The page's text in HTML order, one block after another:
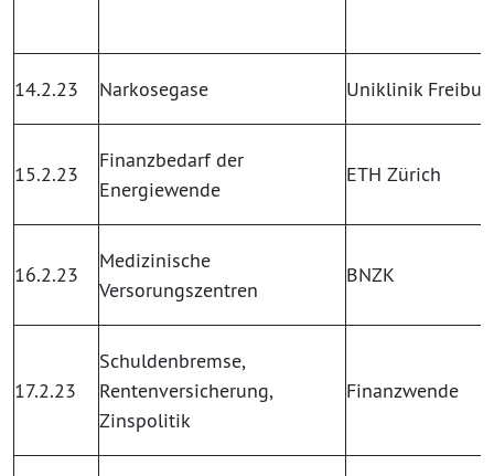
14.2.23 Narkosegase Uniklinik
15.2.23
Finanzbedarf der
Energiewende
ETH Zürich
16.2.23
Medizinische
Versorungszentren
BNZK
17.2.23
Schuldenbremse,
Rentenversicherung,
Zinspolitik
Finanzwende